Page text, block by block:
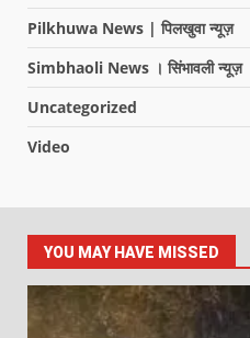
Pilkhuwa News | पिलखुवा न्यूज़
Simbhaoli News । सिंभावली न्यूज़
Uncategorized
Video
YOU MAY HAVE MISSED